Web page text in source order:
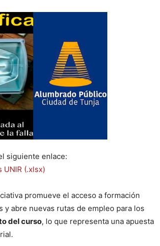
siguiente enlace:
(.xlsx)
promueve el acceso a formación
abre nuevas rutas de empleo para los
del curso, lo que representa una apuesta